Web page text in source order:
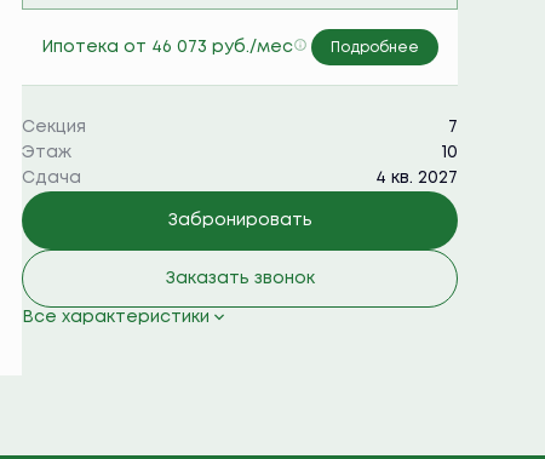
Ипотека от 46 073 руб./мес Подробнее
Секция
7
Этаж
10
Сдача
4 кв. 2027
Забронировать
Заказать звонок
Все характеристики